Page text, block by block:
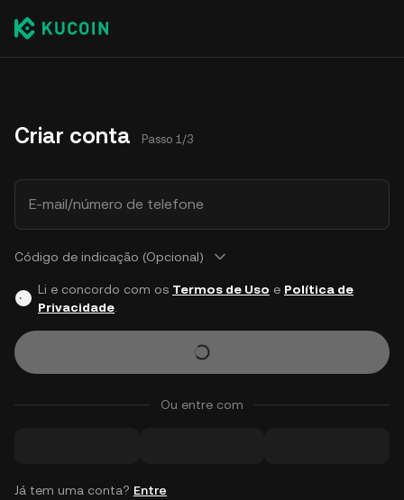
Criar conta Passo 1/3
E-mail/número de telefone
Código de indicação (Opcional)
Li e concordo com os Termos de Uso e Política de
Privacidade.
Ou entre com
Já tem uma conta? Entre